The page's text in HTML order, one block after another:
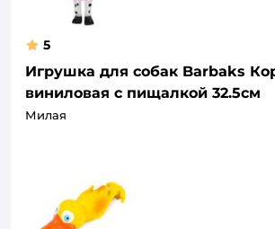
5
Игрушка для собак Barbaks
виниловая с пищалкой 32.5см
Милая